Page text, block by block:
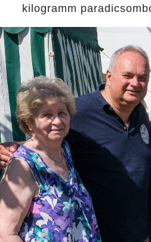
kilogramm